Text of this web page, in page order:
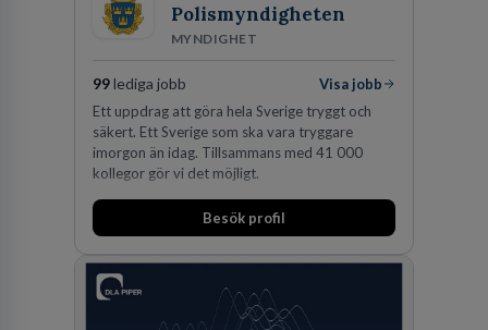
Polismyndigheten
MYNDIGHET
99lediga jobb
Visa jobb
Ett uppdrag att göra hela Sverige tryggt och
säkert. Ett Sverige som ska vara tryggare
imorgon än idag. Tillsammans med 41 000
kollegor gör vi det möjligt.
Besök profil